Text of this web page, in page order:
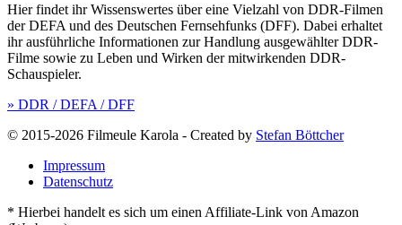
Hier findet ihr Wissenswertes über eine Vielzahl von DDR-Filmen
der DEFA und des Deutschen Fernsehfunks (DFF). Dabei erhaltet
ihr ausführliche Informationen zur Handlung ausgewählter DDR-
Filme sowie zu Leben und Wirken der mitwirkenden DDR-
Schauspieler.
» DDR / DEFA / DFF
© 2015-2026 Filmeule Karola - Created by Stefan Böttcher
Impressum
Datenschutz
* Hierbei handelt es sich um einen Affiliate-Link von Amazon